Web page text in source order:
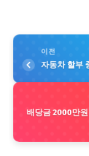
이전
자동차 할부
배당금 2000만